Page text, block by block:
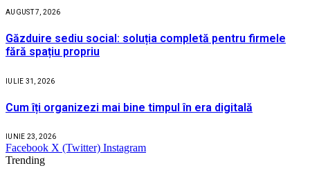
AUGUST 7, 2026
Găzduire sediu social: soluția completă pentru firmele
fără spațiu propriu
IULIE 31, 2026
Cum îți organizezi mai bine timpul în era digitală
IUNIE 23, 2026
Facebook X (Twitter) Instagram
Trending